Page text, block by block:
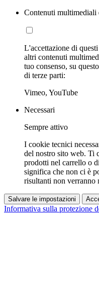
Contenuti multimediali
L'accettazione di
altri contenuti
tuo consenso, su
di terze parti:
Vimeo, YouTube
Necessari
Sempre attivo
I cookie tecnici
del nostro sito web. Ti
prodotti nel carrello o
significa che non ci è
risultanti non verranno
Salvare le impostazioni
Informativa sulla protezione